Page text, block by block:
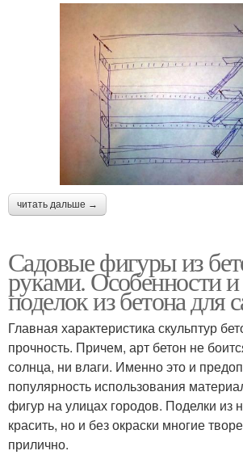
читать дальше →
Садовые фигуры из
руками. Особенности и
поделок из бетона для
Главная характеристика скульптур
прочность. Причем, арт бетон не
солнца, ни влаги. Именно это и
популярность использования
фигур на улицах городов. Поделки из
красить, но и без окраски многие
прилично.